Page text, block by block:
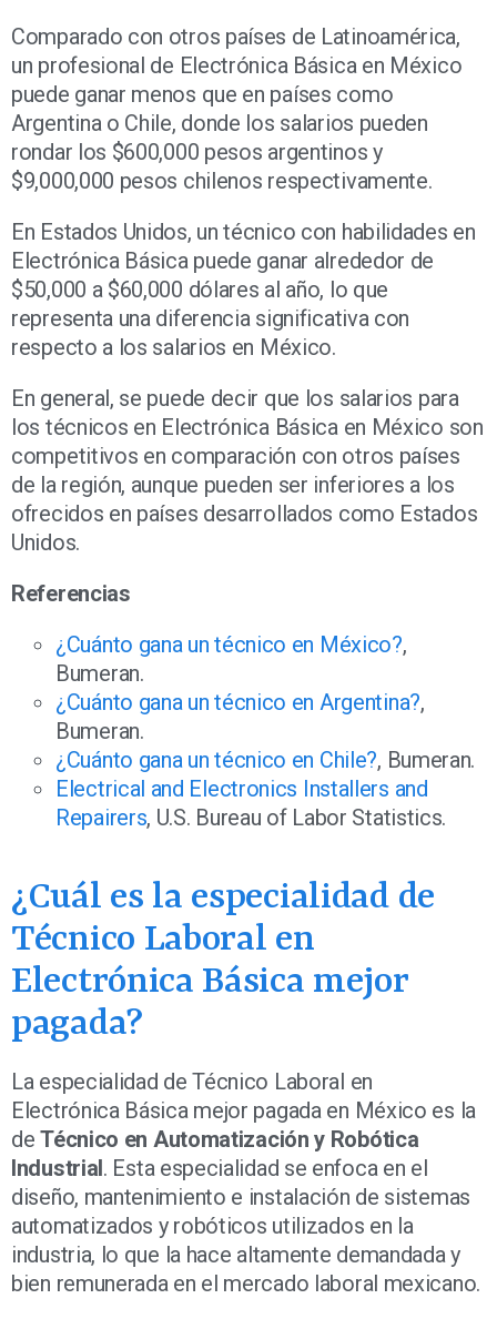
Comparado con otros países de Latinoamérica,
un profesional de Electrónica Básica en México
puede ganar menos que en países como
Argentina o Chile, donde los salarios pueden
rondar los $600,000 pesos argentinos y
$9,000,000 pesos chilenos respectivamente.
En Estados Unidos, un técnico con habilidades en
Electrónica Básica puede ganar alrededor de
$50,000 a $60,000 dólares al año, lo que
representa una diferencia significativa con
respecto a los salarios en México.
En general, se puede decir que los salarios para
los técnicos en Electrónica Básica en México son
competitivos en comparación con otros países
de la región, aunque pueden ser inferiores a los
ofrecidos en países desarrollados como Estados
Unidos.
Referencias
¿Cuánto gana un técnico en México?,
Bumeran.
¿Cuánto gana un técnico en Argentina?,
Bumeran.
¿Cuánto gana un técnico en Chile?, Bumeran.
Electrical and Electronics Installers and
Repairers, U.S. Bureau of Labor Statistics.
¿Cuál es la especialidad de
Técnico Laboral en
Electrónica Básica mejor
pagada?
La especialidad de Técnico Laboral en
Electrónica Básica mejor pagada en México es la
deTécnico en Automatización y Robótica
Industrial. Esta especialidad se enfoca en el
diseño, mantenimiento e instalación de sistemas
automatizados y robóticos utilizados en la
industria, lo que la hace altamente demandada y
bien remunerada en el mercado laboral mexicano.